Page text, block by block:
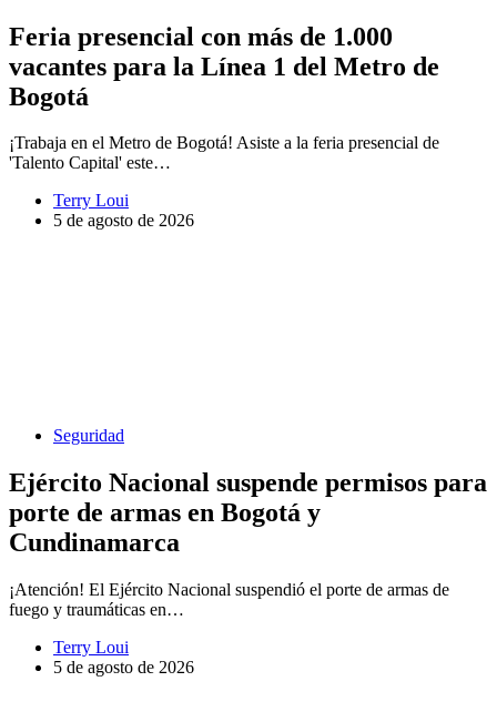
Feria presencial con más de 1.000
vacantes para la Línea 1 del Metro de
Bogotá
¡Trabaja en el Metro de Bogotá! Asiste a la feria presencial de
'Talento Capital' este…
Terry Loui
5 de agosto de 2026
Seguridad
Ejército Nacional suspende permisos para
porte de armas en Bogotá y
Cundinamarca
¡Atención! El Ejército Nacional suspendió el porte de armas de
fuego y traumáticas en…
Terry Loui
5 de agosto de 2026